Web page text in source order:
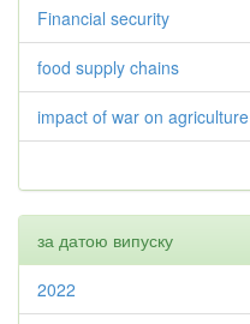
Financial security
food supply chains
impact of war on agriculture
за датою випуску
2022